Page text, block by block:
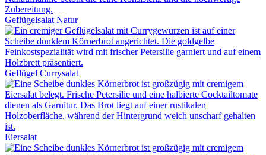
Geflügelsalat Natur
Geflügel Currysalat
Eiersalat